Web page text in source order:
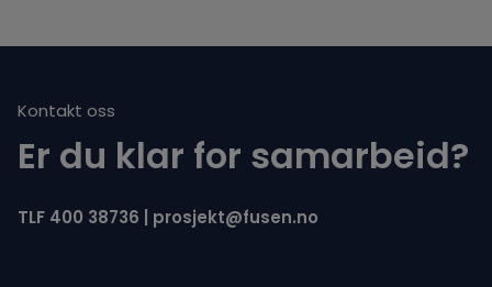
Kontakt oss
Er du klar for samarbeid?
TLF 400 38736 prosjekt@fusen.no